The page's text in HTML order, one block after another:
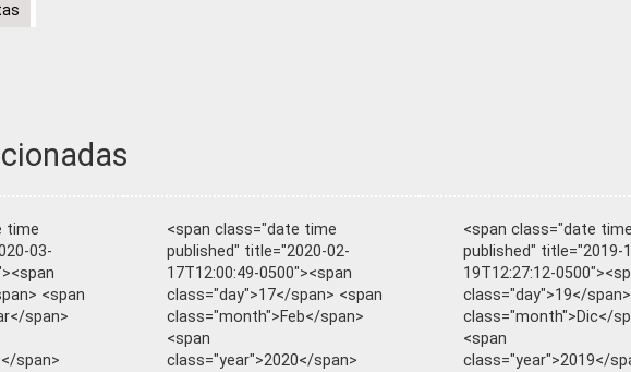
time
03-
<span
span>
span>
<span class="date time
published" title="2020-02-
17T12:00:49-0500"><span
class="day">17</span> <span
class="month">Feb</span>
<span
class="year">2020</span>
<span class="date time
published" title="2019-
19T12:27:12-
class="day">19</
class="month">Dic</
<span
class="year">2019</